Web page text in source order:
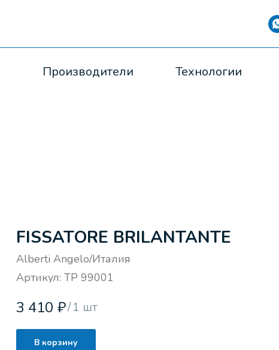
Производители Технологии
FISSATORE BRILANTANTE
Alberti Angelo/Италия
Артикул: TP 99001
3 410 ₽/1 шт
В корзину